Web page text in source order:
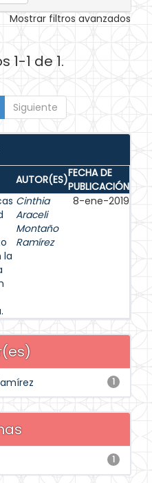
Mostrar filtros avanzados
1-1 de 1.
Siguiente
AUTOR(ES)FECHA DE
PUBLICACIÓN
la
Cinthia
Araceli
Montaño
Ramírez
8-ene-2019
1
1